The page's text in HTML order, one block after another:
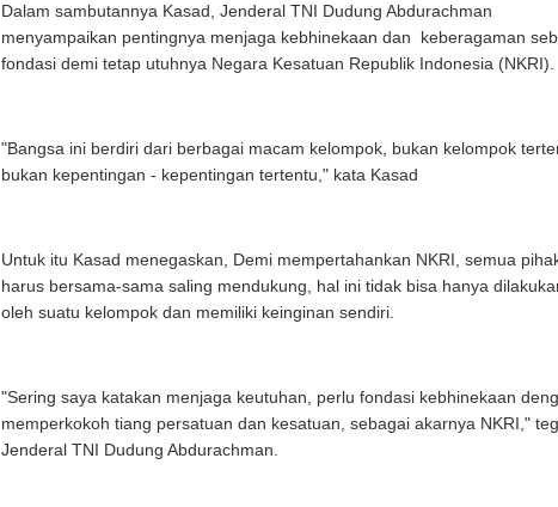
Dalam sambutannya Kasad, Jenderal TNI Dudung Abdurachman
menyampaikan pentingnya menjaga kebhinekaan dan keberagaman
fondasi demi tetap utuhnya Negara Kesatuan Republik Indonesia (NKRI).
"Bangsa ini berdiri dari berbagai macam kelompok, bukan kelompok
bukan kepentingan - kepentingan tertentu," kata Kasad
Untuk itu Kasad menegaskan, Demi mempertahankan NKRI, semua
harus bersama-sama saling mendukung, hal ini tidak bisa hanya
oleh suatu kelompok dan memiliki keinginan sendiri.
"Sering saya katakan menjaga keutuhan, perlu fondasi kebhinekaan
memperkokoh tiang persatuan dan kesatuan, sebagai akarnya NKRI,"
Jenderal TNI Dudung Abdurachman.